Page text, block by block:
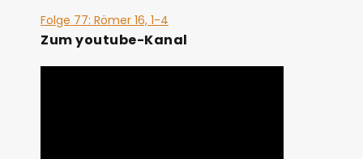
Folge 77: Römer 16, 1-4
Zum youtube-Kanal